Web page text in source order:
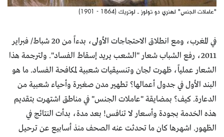
"عاملات الجنس" لهنري دو تولوز ـ لوتريك (1864 - 1901)
في المغرب، ومع انطلاق الاحتجاجات الأولى، بدءاً من 20 شباط/ فبراير
2011، رفع الشباب شعار "الشعب يريد إسقاط الفساد". ولترجمة هذا
الشعار عملياً، ظهرت لجان وتنسيقيات شعبية لمكافحة الفساد. ما هو
البند الأول في جدول أعمالها؟ تطهير مدن صغيرة وأحياء شعبية من
الدعارة. كيف؟ بمضايقة "عاملات الجنس" في مناطق اشتهرت بتقديم
هذه الخدمة بجودة وأسعار لا تنافس! بعد مدة، بدأت النتائج في
الظهور. اشهرها كان ما تحدثت عنه الصحف منذ أسابيع عن ترحيل